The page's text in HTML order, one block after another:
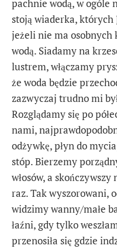
pachnie wodą, w ogóle
stoją wiaderka, których
jeżeli nie ma osobnych
wodą. Siadamy na
lustrem, włączamy
że woda będzie
zazwyczaj trudno mi
Rozglądamy się po
nami,
odżywkę, płyn do
stóp. Bierzemy
włosów, a skończywszy
raz. Tak wyszorowani,
widzimy wanny/małe
łaźni, gdy tylko
przenosiła się gdzie